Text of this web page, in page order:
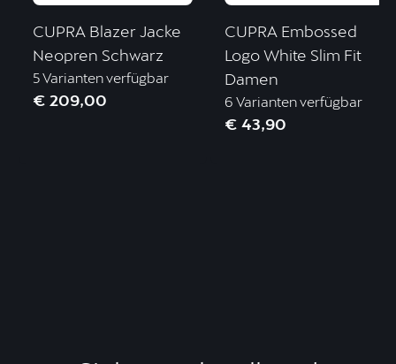
CUPRA Blazer Jacke
Neopren Schwarz
5 Varianten verfügbar
€ 209,00
CUPRA Embossed
Logo White Slim Fit
Damen
6 Varianten verfügbar
€ 43,90